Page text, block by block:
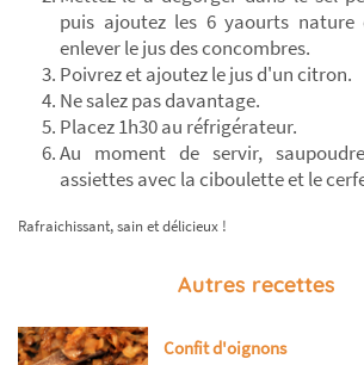
puis ajoutez les 6 yaourts nature
enlever le jus des concombres.
Poivrez et ajoutez le jus d'un citron.
Ne salez pas davantage.
Placez 1h30 au réfrigérateur.
Au moment de servir,
assiettes avec la ciboulette et le
Rafraichissant, sain et délicieux !
Autres recettes
Confit d'oignons